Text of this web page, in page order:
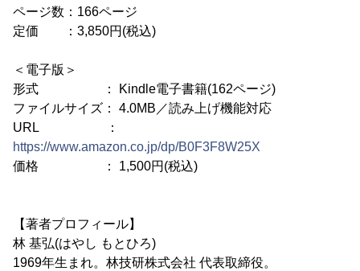
ページ数：166ページ
定価 ：3,850円(税込)
＜電子版＞
形式 ： Kindle電子書籍(162ページ)
ファイルサイズ： 4.0MB／読み上げ機能対応
URL ：
https://www.amazon.co.jp/dp/B0F3F8W25X
価格 ： 1,500円(税込)
【著者プロフィール】
林 基弘(はやし もとひろ)
1969年生まれ。林技研株式会社 代表取締役。